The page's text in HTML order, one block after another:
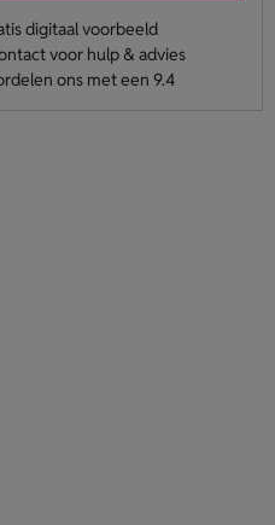
digitaal voorbeeld
voor hulp & advies
ons met een 9.4